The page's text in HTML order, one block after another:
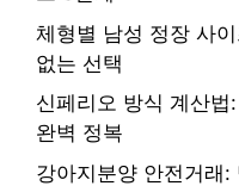
체형별 남성 정장 사
없는 선택
신페리오 방식 계산
완벽 정복
강아지분양 안전거래